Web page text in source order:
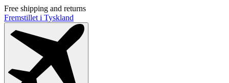
Free shipping and returns
Fremstillet i Tyskland